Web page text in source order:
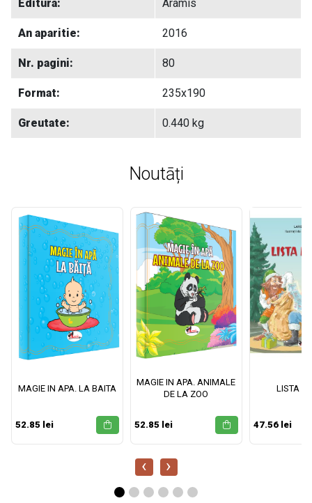
Editura: Aramis
An aparitie: 2016
Nr. pagini: 80
Format: 235x190
Greutate: 0.440 kg
Noutāți
MAGIE IN APA. LA BAITA
52.85 lei
MAGIE IN APA. ANIMALE
DE LA ZOO
52.85 lei
LISTA
47.56 lei
‹ ›